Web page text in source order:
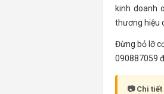
kinh doanh
thương hiệu
Đừng bỏ lỡ
090887059
📷 Chi